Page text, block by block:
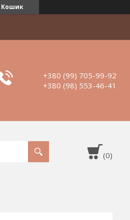
Кошик
+380 (99) 705-99-92
+380 (98) 553-46-41